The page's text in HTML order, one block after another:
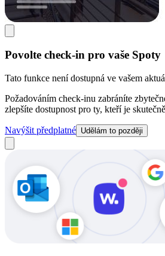
Povolte check-in pro vaše Spoty
Tato funkce není dostupná ve vašem
Požadováním check-inu zabráníte
zlepšíte dostupnost pro ty, kteří je
Navýšit předplatné Udělám to později